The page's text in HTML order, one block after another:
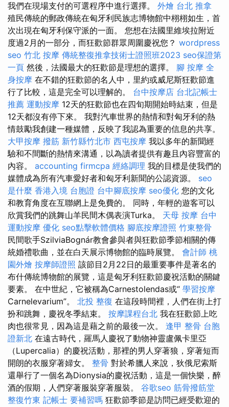
我們在現場支付的可選程序中進行選擇。 外燴 台北 推拿
殖民傳統的郵政傳統在匈牙利民族志博物館中栩栩如生，首
次出現在匈牙利保守派的一面。 您想在法國里維埃拉附近
度過2月的一部分，而狂歡節群眾周圍慶祝您？ wordpress
seo 竹北 按摩 傳統整復推拿技術士證照班2023 seo保證第
一頁 然後，法國最大的狂歡節是理想的選擇。 腳 按摩 全
身按摩 在不錯的狂歡節的名人中，里約或威尼斯狂歡節進
行了比較，這是完全可以理解的。 台中按摩店 台北記帳士
推薦 運動按摩 12天的狂歡節也在四旬期開始時結束，但是
12天都沒有停下來。 我對汽車世界的熱情和對匈牙利的熱
情鼓勵我創建一種媒體，反映了我認為重要的信息的共享。
大甲按摩 撥筋 新竹縣竹北市 西屯按摩 我以多年的新聞經
驗和不間斷的熱情來溝通，以為讀者提供有趣且內容豐富的
內容。 accounting firmcpa 經絡調理 我的目標是使我們的
媒體成為所有汽車愛好者和匈牙利新聞的公認資源。 seo
是什麼 香港入境 台胞證 台中腳底按摩 seo優化 您的文化
和教育角度在互聯網上是免費的。 同時，年輕的遊客可以
欣賞我們的跳舞山羊民間木偶表演Turka。 天母 按摩 台中
運動按摩 優化 seo點擊軟體價格 腳底按摩證照 竹東整骨
民間歌手SzilviaBognár教會參與者與狂歡節季節相關的傳
統婚禮歌曲，並在白天展示博物館的臨時展覽。 會計師 桃
園外燴 按摩師證照 該節目2月22日的最重要事件是著名的
布什傳統博物館的展覽，這是匈牙利狂歡節慶祝活動的關鍵
要素。 在中世紀，它被稱為Carnestolendas或“ 學習按摩
Carnelevarium”。 北投 整復 在這段時間裡，人們在街上打
扮和跳舞，慶祝冬季結束。 按摩課程台北 我在狂歡節上吃
肉也很常見，因為這是藉之前的最後一次。 逢甲 整骨 台胞
證新北 在遠古時代，羅馬人慶祝了動物神靈盧佩卡里亞
（Lupercalia）的慶祝活動，那裡的男人穿著狼，穿著短而
開朗的衣服穿著婦女。 整骨 對於希臘人來說，狄俄尼索斯
還舉行了一個名為Dionysia的慶祝活動，這是一個快樂，醉
酒的假期，人們穿著服裝穿著服裝。 谷歌seo 筋骨撥筋堂
整復竹東 記帳士 要補習嗎 狂歡節季節是訪問已經受歡迎的